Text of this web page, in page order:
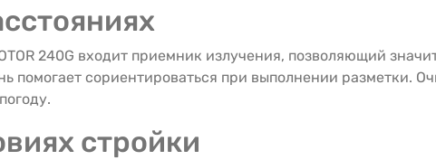
240G входит приемник излучения, позволяющий
помогает сориентироваться при выполнении разметки.
стройки